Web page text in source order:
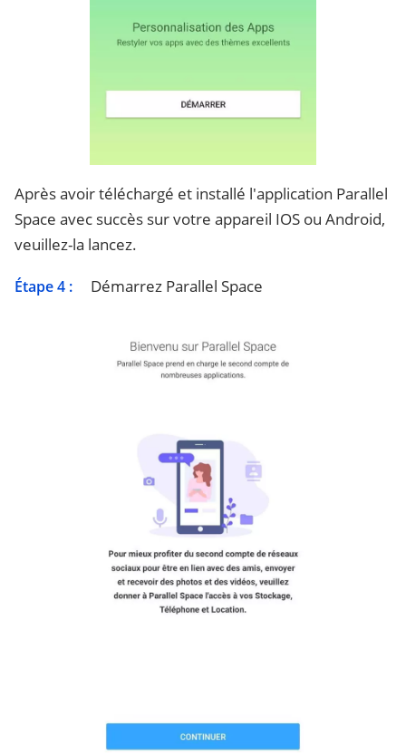
Après avoir téléchargé et installé l'application Parallel
Space avec succès sur votre appareil IOS ou Android,
veuillez-la lancez.
Étape 4 : Démarrez Parallel Space